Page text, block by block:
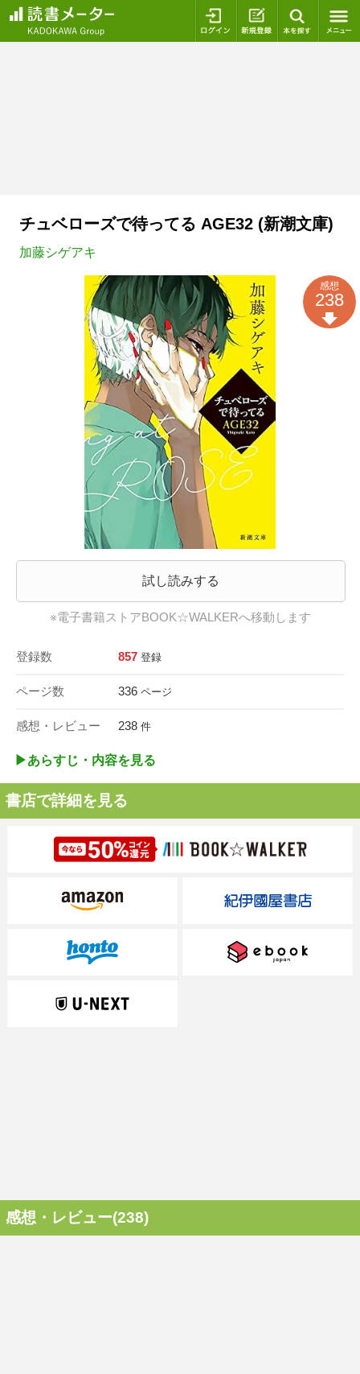
ログイン 新規登録
チュベローズで待ってる AGE32 (新潮文庫)
加藤シゲアキ
試し読みする
※電子書籍ストアBOOK☆WALKERへ移動します
登録数 857 登録
ページ数 336 ページ
感想・レビュー 238 件
感想
238
▶︎あらすじ・内容を見る
書店で詳細を見る
感想・レビュー(238)